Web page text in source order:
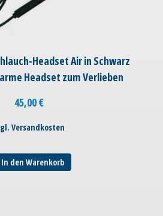
Headset Air in Schwarz
Headset zum Verlieben
45,00€
Versandkosten
In den Warenkorb